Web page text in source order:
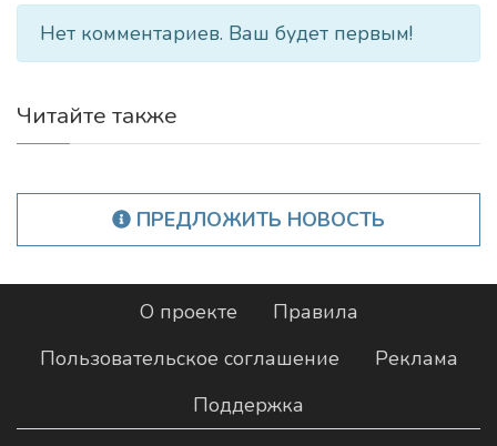
Нет комментариев. Ваш будет первым!
Читайте также
ПРЕДЛОЖИТЬ НОВОСТЬ
О проекте
Правила
Пользовательское соглашение
Реклама
Поддержка